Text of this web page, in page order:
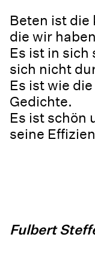
Beten ist
die wir
Es ist in
sich nicht
Es ist wie
Gedichte.
Es ist schön
seine
Fulbert